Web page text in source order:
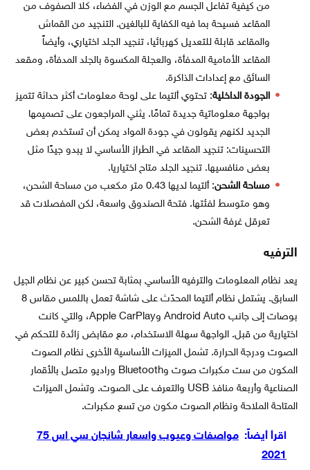
من كيفية تفاعل الجسم مع الوزن في الفضاء، كلا الصفوف من
المقاعد فسيحة بما فيه الكفاية للبالغين. التنجيد من القماش
والمقاعد قابلة للتعديل كهربائيا، تنجيد الجلد اختياري، وأيضاً
المقاعد الأمامية المدفأة، والعجلة المكسوة بالجلد المدفأة، ومقعد
السائق مع إعدادات الذاكرة.
الجودة الداخلية: تحتوي ألتيما على لوحة معلومات أكثر حداثة تتميز
بواجهة معلوماتية جديدة تمامًا. يثني المراجعون على تصميمها
الجديد لكنهم يقولون في جودة المواد يمكن أن تستخدم بعض
التحسينات: تنجيد المقاعد في الطراز الأساسي لا يبدو جيدًا مثل
بعض منافسيها. تنجيد الجلد متاح اختياريا.
مساحة الشحن
: ألتيما لديها 0.43 متر مكعب من مساحة الشحن،
وهو متوسط ​​لفئتها. فتحة الصندوق واسعة، لكن المفصلات قد
تعرقل غرفة الشحن.
الترفيه
يعد نظام المعلومات والترفيه الأساسي بمثابة تحسن كبير عن نظام الجيل
السابق. يشتمل نظام ألتيما المحدّث على شاشة تعمل باللمس مقاس 8
بوصات إلى جانب Android Auto وApple CarPlay، والتي كانت
اختيارية من قبل. الواجهة سهلة الاستخدام، مع مقابض زائدة للتحكم في
الصوت ودرجة الحرارة. تشمل الميزات الأساسية الأخرى نظام الصوت
المكون من ست مكبرات صوت وBluetooth وراديو متصل بالأقمار
الصناعية وأربعة منافذ USB والتعرف على الصوت. وتشمل الميزات
المتاحة الملاحة ونظام الصوت مكون من تسع مكبرات.
اقرأ أيضاً:
مواصفات وعيوب واسعار شانجان سي اس 75
2021